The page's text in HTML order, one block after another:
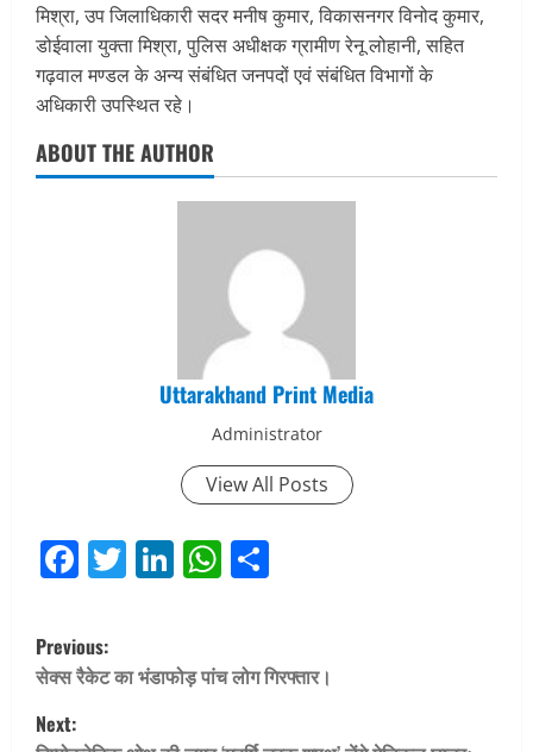
मिश्रा, उप जिलाधिकारी सदर मनीष कुमार, विकासनगर विनोद कुमार,
डोईवाला युक्ता मिश्रा, पुलिस अधीक्षक ग्रामीण रेनू लोहानी, सहित
गढ़वाल मण्डल के अन्य संबंधित जनपदों एवं संबंधित विभागों के
अधिकारी उपस्थित रहे।
ABOUT THE AUTHOR
Uttarakhand Print Media
Administrator
View All Posts
Facebook
Twitter
LinkedIn
WhatsApp
P
o
s
Previous:
सेक्स रैकेट का भंडाफोड़ पांच लोग गिरफ्तार।
Next: